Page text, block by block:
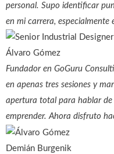
personal. Supo identificar
en mi carrera,
Álvaro Gómez
Fundador en GoGuru
en apenas tres sesiones y
apertura total para hablar de
emprender. Ahora disfruto
Demián Burgenik